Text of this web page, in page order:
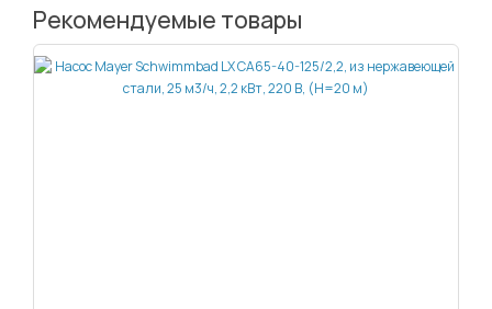
Рекомендуемые товары